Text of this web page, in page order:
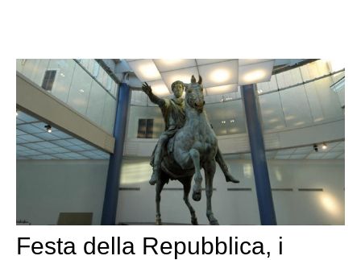
Festa della Repubblica, i